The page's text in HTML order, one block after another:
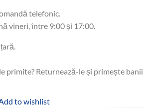
telefonic.
vineri, între 9:00 și 17:00.
primite? Returnează-le și primește banii
to wishlist